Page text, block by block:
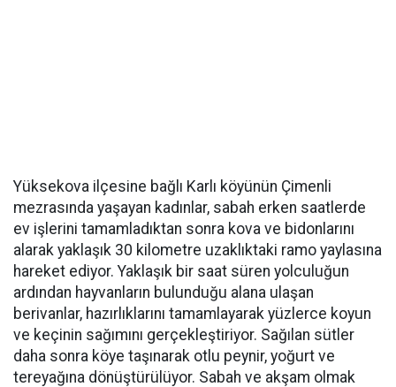
Yüksekova ilçesine bağlı Karlı köyünün Çimenli
mezrasında yaşayan kadınlar, sabah erken saatlerde
ev işlerini tamamladıktan sonra kova ve bidonlarını
alarak yaklaşık 30 kilometre uzaklıktaki ramo yaylasına
hareket ediyor. Yaklaşık bir saat süren yolculuğun
ardından hayvanların bulunduğu alana ulaşan
berivanlar, hazırlıklarını tamamlayarak yüzlerce koyun
ve keçinin sağımını gerçekleştiriyor. Sağılan sütler
daha sonra köye taşınarak otlu peynir, yoğurt ve
tereyağına dönüştürülüyor. Sabah ve akşam olmak